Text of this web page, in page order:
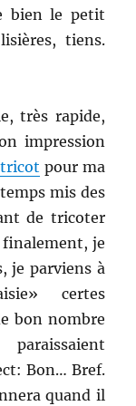
bien le petit
tiens.
très rapide,
impression
pour ma
mis des
de tricoter
finalement, je
je parviens à
certes
bon nombre
Bon… Bref.
quand il